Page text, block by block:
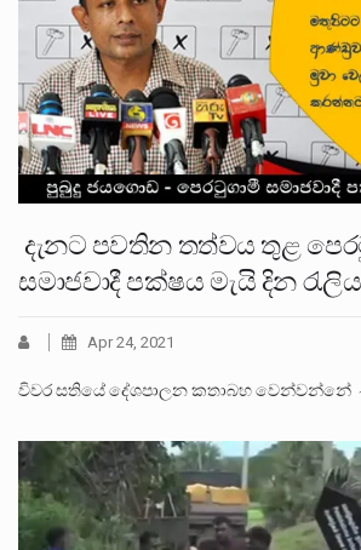
දැනට පවතින තත්වය තුළ
සමාජවාදී පක්ෂය මැයි දින
Apr 24, 2021
විවර සතියේ දේශපාලන කතාබහ වෙන්වන්නේ